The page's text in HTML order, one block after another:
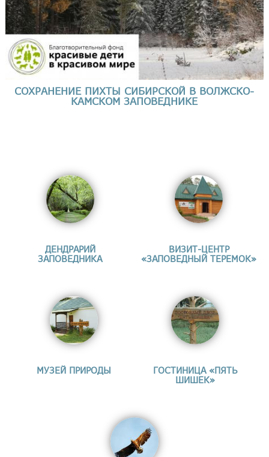
СОХРАНЕНИЕ ПИХТЫ СИБИРСКОЙ В ВОЛЖСКО-
КАМСКОМ ЗАПОВЕДНИКЕ
ДЕНДРАРИЙ
ЗАПОВЕДНИКА
ВИЗИТ-ЦЕНТР
«ЗАПОВЕДНЫЙ ТЕРЕМОК»
МУЗЕЙ ПРИРОДЫ
ГОСТИНИЦА «ПЯТЬ
ШИШЕК»